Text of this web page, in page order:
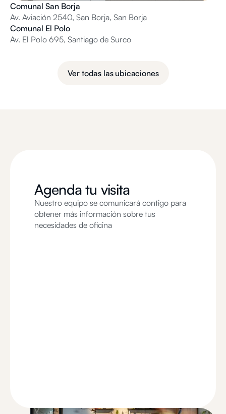
Comunal San Borja
Av. Aviación 2540, San Borja, San Borja
Comunal El Polo
Av. El Polo 695, Santiago de Surco
Ver todas las ubicaciones
Agenda tu visita
Nuestro equipo se comunicará contigo para
obtener más información sobre tus
necesidades de oficina